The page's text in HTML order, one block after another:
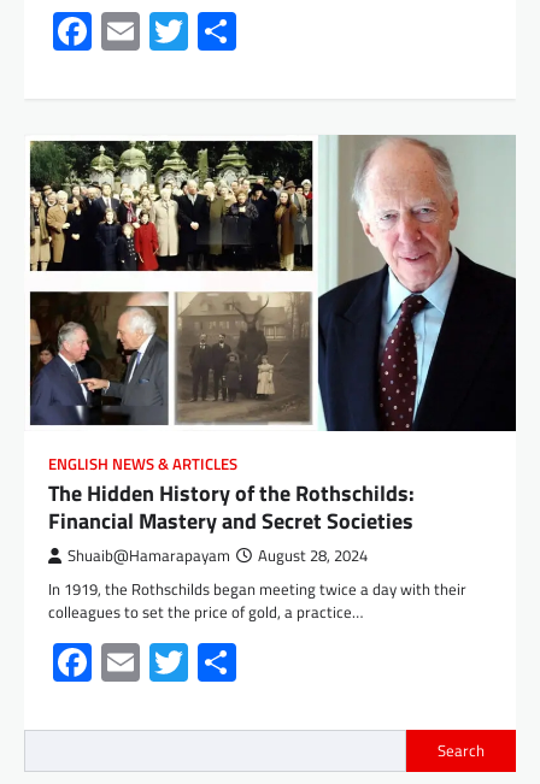
Facebook
EmailTwitter
ENGLISH NEWS & ARTICLES
The Hidden History of the Rothschilds:
Financial Mastery and Secret Societies
Shuaib@Hamarapayam August 28, 2024
In 1919, the Rothschilds began meeting twice a day with their
colleagues to set the price of gold, a practice…
Facebook
EmailTwitter
Search